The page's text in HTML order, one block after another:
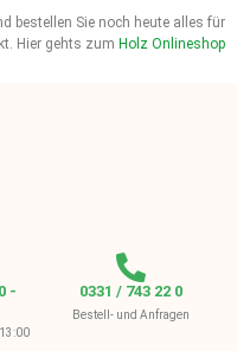
bestellen Sie noch heute alles für
Hier gehts zum Holz Onlineshop
-
0331 / 743 22 0
Bestell- und Anfragen